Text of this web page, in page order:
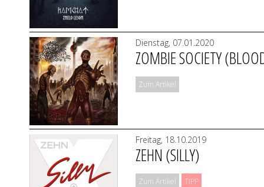
Dienstag, 07.01.2020
ZOMBIE SOCIETY
Zum Artikel
Freitag, 18.10.2019
ZEHN (SILLY)
Zum Artikel TIPP